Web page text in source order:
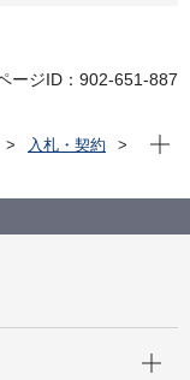
ージID：902-651-887
入札・契約
はまシニアボラ
託
現在